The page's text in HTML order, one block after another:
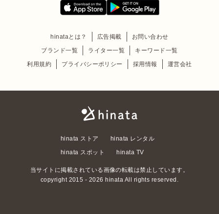
hinataとは？ 広告掲載
お問い合わせ
ブランド一覧
ライター一覧
キーワード一覧
利用規約
プライバシーポリシー 採用情報 運営会社
hinata ストア
hinata レンタル
hinata スポット
hinata TV
当サイトに掲載されている画像の転載は禁止しています。
copyright 2015 - 2026 hinata All rights reserved.